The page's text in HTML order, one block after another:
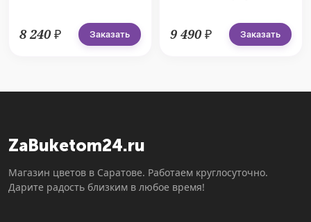
8 240 ₽ Заказать 9 490 ₽ Заказать
ZaBuketom24.ru
Магазин цветов в Саратове. Работаем круглосуточно.
Дарите радость близким в любое время!